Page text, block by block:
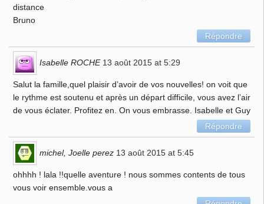
distance
Bruno
Répondre
Isabelle ROCHE 13 août 2015 at 5:29
Salut la famille,quel plaisir d’avoir de vos nouvelles! on voit que
le rythme est soutenu et après un départ difficile, vous avez l’air
de vous éclater. Profitez en. On vous embrasse. Isabelle et Guy
Répondre
michel, Joelle perez 13 août 2015 at 5:45
ohhhh ! lala !!quelle aventure ! nous sommes contents de tous
vous voir ensemble.vous a